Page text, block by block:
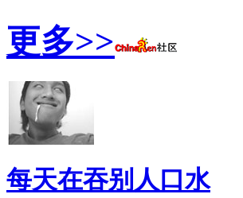
更多>>
每天在吞别人口水